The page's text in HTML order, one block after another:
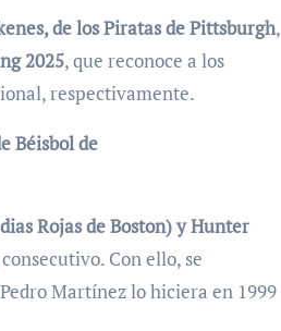
de los Piratas de Pittsburgh,
2025, que reconoce a los
respectivamente.
Béisbol de
Rojas de Boston) y Hunter
Con ello, se
Martínez lo hiciera en 1999